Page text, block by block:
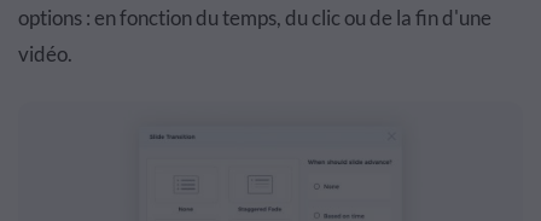
options : en fonction du temps, du clic ou de la fin d'une
vidéo.